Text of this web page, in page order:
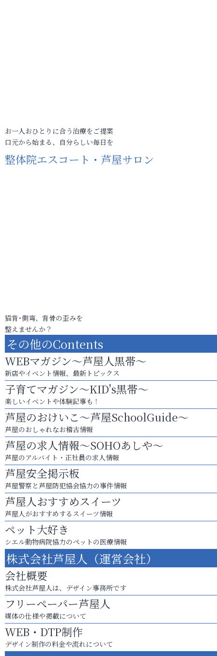
お一人おひとりに合う治療をご提案
口元から始まる、自分らしい毎日を
整体院エスコート・芦屋サロン
猫背･側弯、背骨の歪みを
整えませんか？
その他のContents
WEBマガジン～芦屋人黒帯～
新店やイベント情報、最新トピックス
子育てマガジン～KID's黒帯～
楽しいイベントや体験記事も！
芦屋のおけいこ～芦屋SchoolGuide～
芦屋のおしゃれなお稽古情報
芦屋の求人情報～SOHOあしや～
芦屋のアルバイト・正社員の求人情報
芦屋安全掲示板
芦屋警察と芦屋防犯協会協力の事件情報
芦屋人おすすめスイーツ
芦屋人がおすすめするスイーツ情報
ペット大好き
シエル動物病院協力のペットの医療情報
株式会社芦屋人（運営会社）
会社概要
株式会社芦屋人は、デザイン事務所です
フリーペーパー芦屋人
媒体の仕様や掲載について
WEB・DTP制作
デザイン制作の料金や流れについて